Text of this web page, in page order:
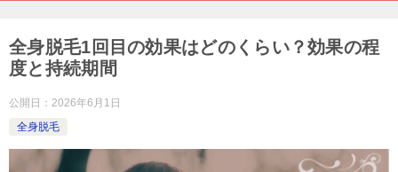
全身脱毛1回目の効果はどのくらい？効果の程
度と持続期間
公開日： 2026年6月1日
全身脱毛